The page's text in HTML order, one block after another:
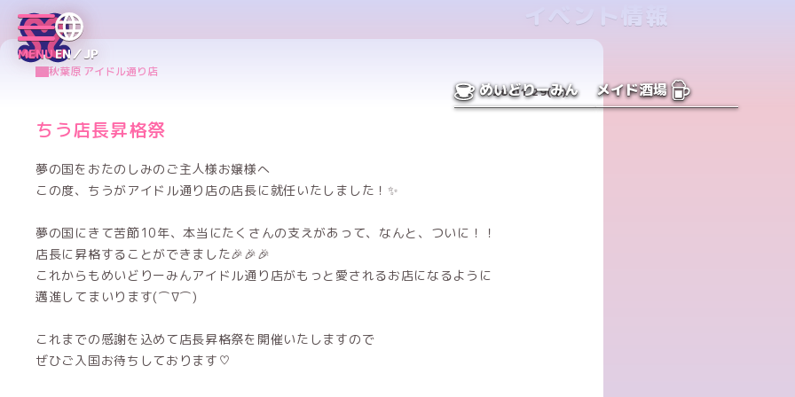
MENUEN／JP
めいどりーみん メイド酒場
イベント情報
秋葉原 アイドル通り店
26.01.29(木)
ちう店長昇格祭
夢の国をおたのしみのご主人様お嬢様へ
この度、ちうがアイドル通り店の店長に就任いたしました！✨
夢の国にきて苦節10年、本当にたくさんの支えがあって、なんと、ついに！！
店長に昇格することができました🎉🎉🎉
これからもめいどりーみんアイドル通り店がもっと愛されるお店になるように
邁進してまいります(⌒∇⌒)
これまでの感謝を込めて店長昇格祭を開催いたしますので
ぜひご入国お待ちしております♡